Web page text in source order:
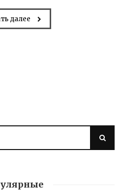
далее